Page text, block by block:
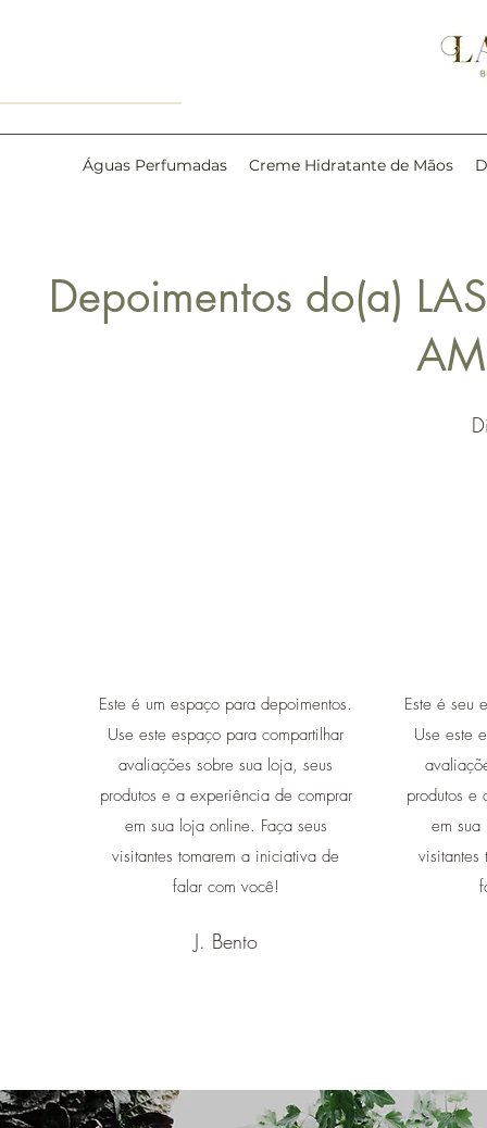
Águas Perfumadas Creme Hidratante de Mãos
Depoimentos do(a)
Este é um espaço para depoimentos.
Use este espaço para compartilhar
avaliações sobre sua loja, seus
produtos e a experiência de comprar
em sua loja online. Faça seus
visitantes tomarem a iniciativa de
falar com você!
J. Bento
Este é seu
Use este
produtos e
em sua